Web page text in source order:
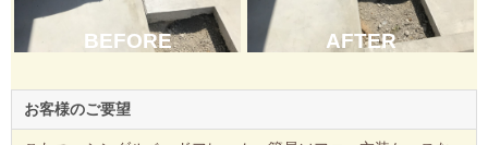
BEFORE AFTER
お客様のご要望